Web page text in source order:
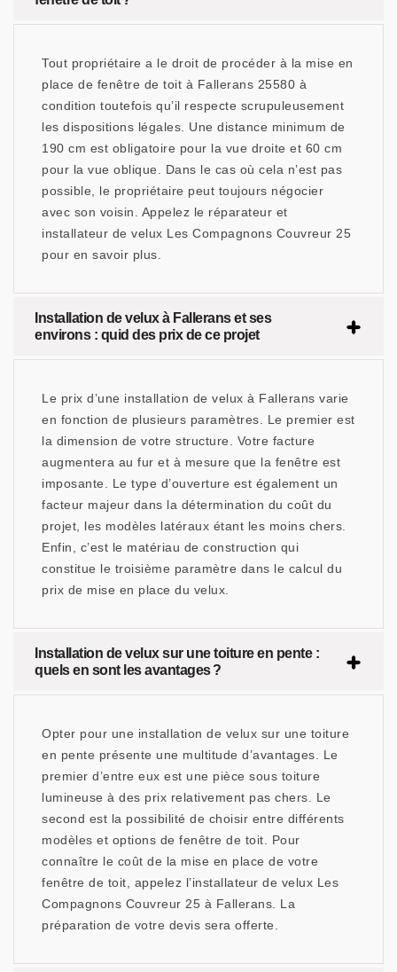
Tout propriétaire a le droit de procéder à la mise en
place de fenêtre de toit à Fallerans 25580 à
condition toutefois qu’il respecte scrupuleusement
les dispositions légales. Une distance minimum de
190 cm est obligatoire pour la vue droite et 60 cm
pour la vue oblique. Dans le cas où cela n’est pas
possible, le propriétaire peut toujours négocier
avec son voisin. Appelez le réparateur et
installateur de velux Les Compagnons Couvreur 25
pour en savoir plus.
Installation de velux à Fallerans et ses
environs : quid des prix de ce projet
Le prix d’une installation de velux à Fallerans varie
en fonction de plusieurs paramètres. Le premier est
la dimension de votre structure. Votre facture
augmentera au fur et à mesure que la fenêtre est
imposante. Le type d’ouverture est également un
facteur majeur dans la détermination du coût du
projet, les modèles latéraux étant les moins chers.
Enfin, c’est le matériau de construction qui
constitue le troisième paramètre dans le calcul du
prix de mise en place du velux.
Installation de velux sur une toiture en pente :
quels en sont les avantages ?
Opter pour une installation de velux sur une toiture
en pente présente une multitude d’avantages. Le
premier d’entre eux est une pièce sous toiture
lumineuse à des prix relativement pas chers. Le
second est la possibilité de choisir entre différents
modèles et options de fenêtre de toit. Pour
connaître le coût de la mise en place de votre
fenêtre de toit, appelez l’installateur de velux Les
Compagnons Couvreur 25 à Fallerans. La
préparation de votre devis sera offerte.